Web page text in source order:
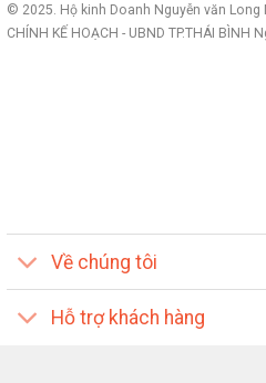
© 2025. Hộ kinh Doanh Nguyễn văn Long
CHÍNH KẾ HOẠCH - UBND TP.THÁI BÌNH
Về chúng tôi
Hỗ trợ khách hàng